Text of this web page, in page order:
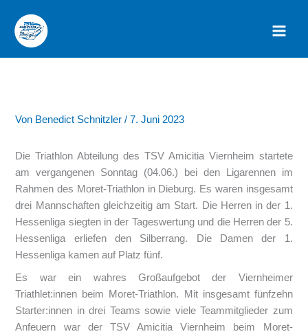
Inhalt
springen
Von Benedict Schnitzler/7. Juni 2023
Die Triathlon Abteilung des TSV Amicitia Viernheim startete
am vergangenen Sonntag (04.06.) bei den Ligarennen im
Rahmen des Moret-Triathlon in Dieburg. Es waren insgesamt
drei Mannschaften gleichzeitig am Start. Die Herren in der 1.
Hessenliga siegten in der Tageswertung und die Herren der 5.
Hessenliga erliefen den Silberrang. Die Damen der 1.
Hessenliga kamen auf Platz fünf.
Es war ein wahres Großaufgebot der Viernheimer
Triathlet:innen beim Moret-Triathlon. Mit insgesamt fünfzehn
Starter:innen in drei Teams sowie viele Teammitglieder zum
Anfeuern war der TSV Amicitia Viernheim beim Moret-